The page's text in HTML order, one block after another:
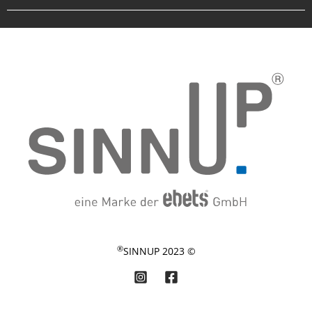
© 2023 SINNUP
®